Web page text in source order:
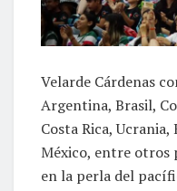
Velarde Cárdenas
Argentina, Brasil,
Costa Rica,
México, entre otros
en la perla del